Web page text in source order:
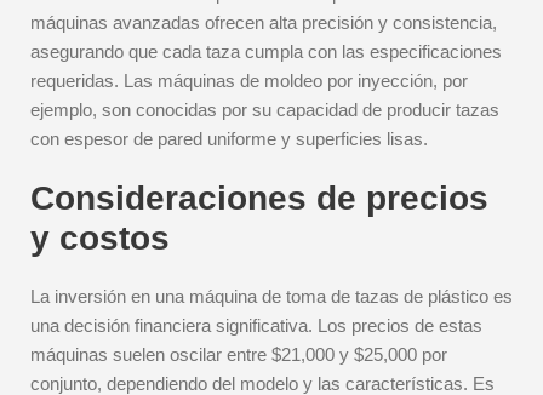
máquinas avanzadas ofrecen alta precisión y consistencia,
asegurando que cada taza cumpla con las especificaciones
requeridas. Las máquinas de moldeo por inyección, por
ejemplo, son conocidas por su capacidad de producir tazas
con espesor de pared uniforme y superficies lisas.
Consideraciones de precios
y costos
La inversión en una máquina de toma de tazas de plástico es
una decisión financiera significativa. Los precios de estas
máquinas suelen oscilar entre $21,000 y $25,000 por
conjunto, dependiendo del modelo y las características. Es